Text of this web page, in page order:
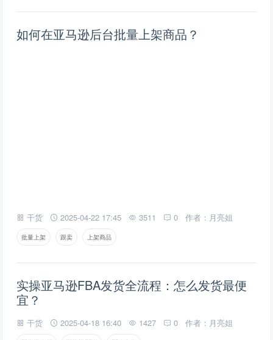
如何在亚马逊后台批量上架商品？
干货 2025-04-22 17:45 3511 0 作者：月亮姐
批量上架 跟卖 上架商品
实操亚马逊FBA发货全流程：怎么发货最便
宜？
干货 2025-04-18 16:40 1427 0 作者：月亮姐